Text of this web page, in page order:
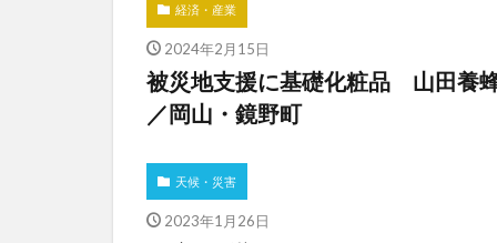
経済・産業
2024年2月15日
被災地支援に基礎化粧品 山田養
／岡山・鏡野町
天候・災害
2023年1月26日